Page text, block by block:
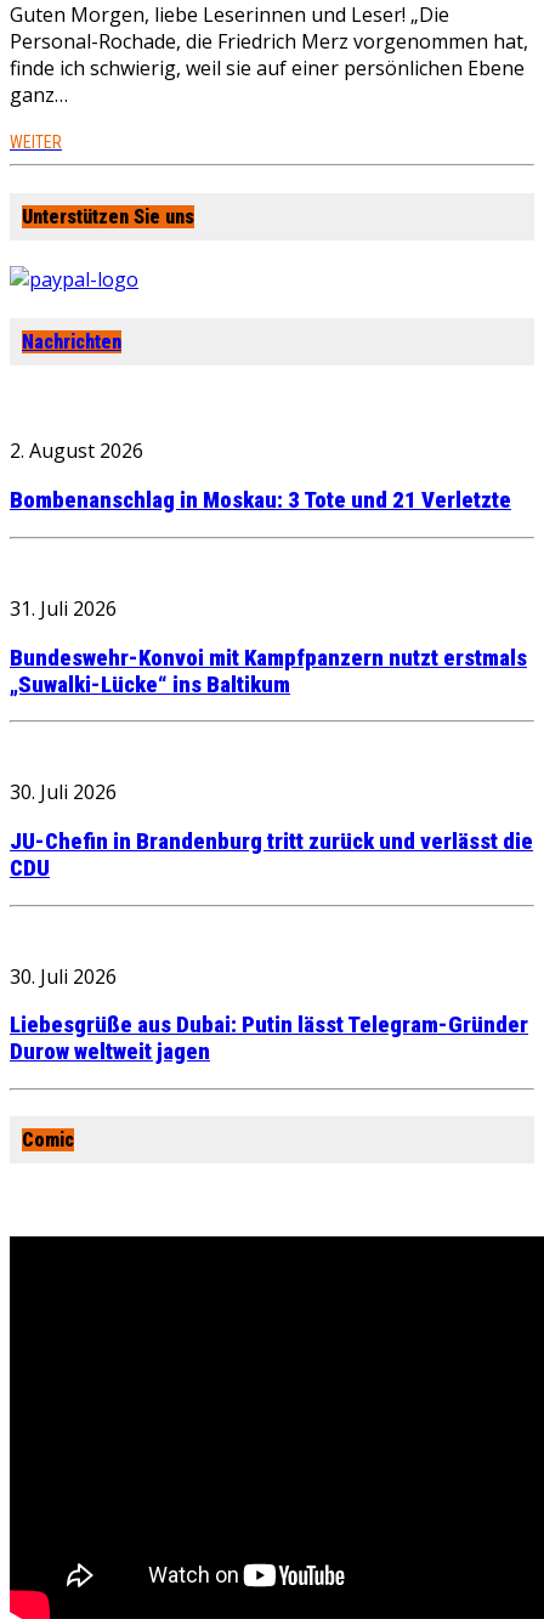
Guten Morgen, liebe Leserinnen und Leser! „Die
Personal-Rochade, die Friedrich Merz vorgenommen hat,
finde ich schwierig, weil sie auf einer persönlichen Ebene
ganz…
WEITER
Unterstützen Sie uns
Nachrichten
2. August 2026
Bombenanschlag in Moskau: 3 Tote und 21 Verletzte
31. Juli 2026
Bundeswehr-Konvoi mit Kampfpanzern nutzt erstmals
„Suwalki-Lücke“ ins Baltikum
30. Juli 2026
JU-Chefin in Brandenburg tritt zurück und verlässt die
CDU
30. Juli 2026
Liebesgrüße aus Dubai: Putin lässt Telegram-Gründer
Durow weltweit jagen
Comic